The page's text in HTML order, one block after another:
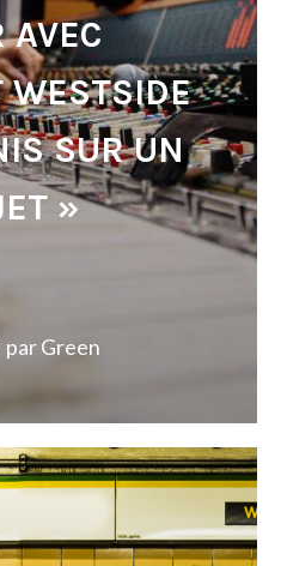
AVEC
WESTSIDE
SUR UN
»
parGreen